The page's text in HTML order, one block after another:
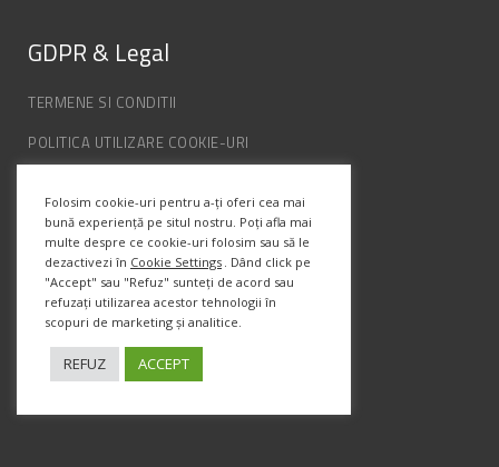
GDPR & Legal
TERMENE SI CONDITII
POLITICA UTILIZARE COOKIE-URI
ANPC
Info Contact
Str. Semenic, Nr.1, Ap.5, Timisoara.
Telefon:(+4) 0747 066 701
Folosim cookie-uri pentru a-ți oferi cea mai
bună experiență pe situl nostru. Poți afla mai
multe despre ce cookie-uri folosim sau să le
dezactivezi în Cookie Settings . Dând click pe
"Accept" sau "Refuz" sunteți de acord sau
refuzați utilizarea acestor tehnologii în
scopuri de marketing și analitice.
REFUZ ACCEPT